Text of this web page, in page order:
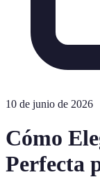
10 de junio de 2026
Cómo
Perfecta